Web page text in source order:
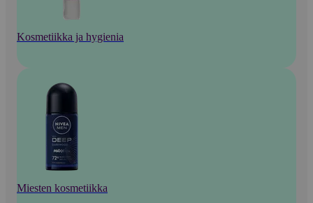
Kosmetiikka ja hygienia
Miesten kosmetiikka